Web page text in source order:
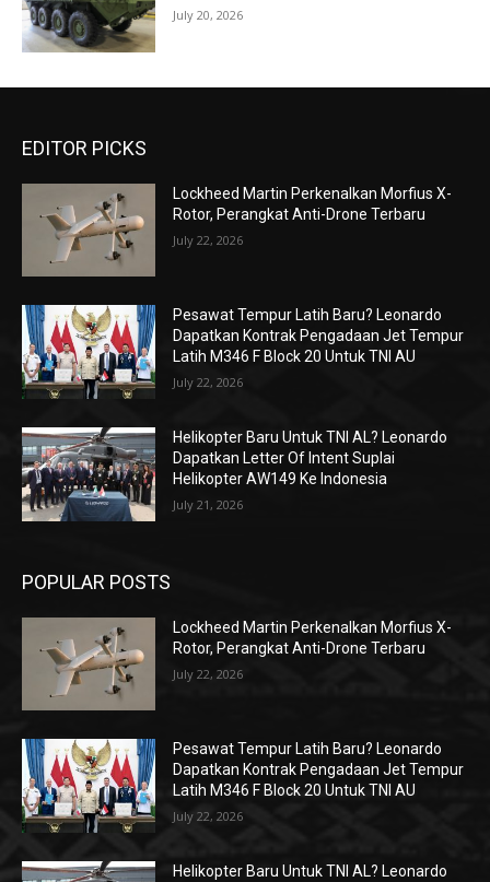
July 20, 2026
EDITOR PICKS
Lockheed Martin Perkenalkan Morfius X-
Rotor, Perangkat Anti-Drone Terbaru
July 22, 2026
Pesawat Tempur Latih Baru? Leonardo
Dapatkan Kontrak Pengadaan Jet Tempur
Latih M346 F Block 20 Untuk TNI AU
July 22, 2026
Helikopter Baru Untuk TNI AL? Leonardo
Dapatkan Letter Of Intent Suplai
Helikopter AW149 Ke Indonesia
July 21, 2026
POPULAR POSTS
Lockheed Martin Perkenalkan Morfius X-
Rotor, Perangkat Anti-Drone Terbaru
July 22, 2026
Pesawat Tempur Latih Baru? Leonardo
Dapatkan Kontrak Pengadaan Jet Tempur
Latih M346 F Block 20 Untuk TNI AU
July 22, 2026
Helikopter Baru Untuk TNI AL? Leonardo